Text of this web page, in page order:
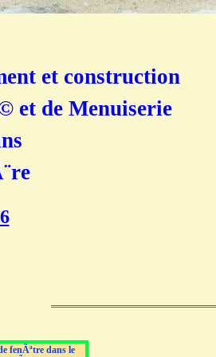
et construction
et de Menuiserie
fenÃªtre dans le